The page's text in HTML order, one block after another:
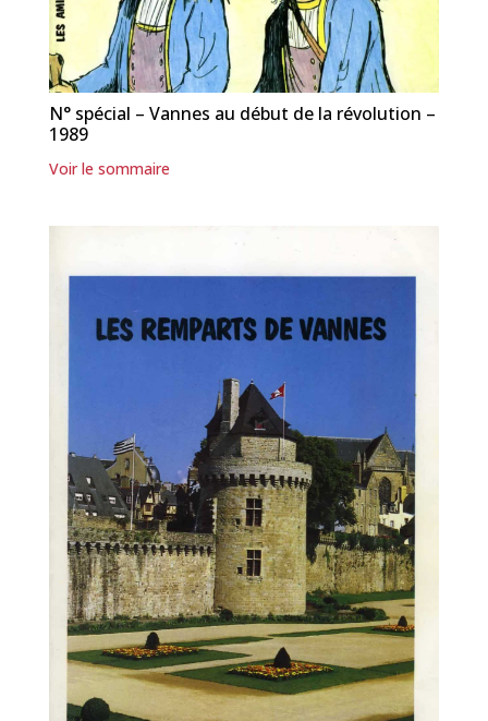
N° spécial – Vannes au début de la révolution –
1989
Voir le sommaire